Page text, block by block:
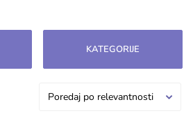
KATEGORIJE
Poredaj po relevantnosti